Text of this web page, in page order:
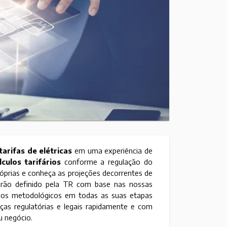
de elétricas em uma experiência de
tarifários conforme a regulação do
e conheça as projeções decorrentes de
definido pela TR com base nas nossas
metodológicos em todas as suas etapas
regulatórias e legais rapidamente e com
negócio.